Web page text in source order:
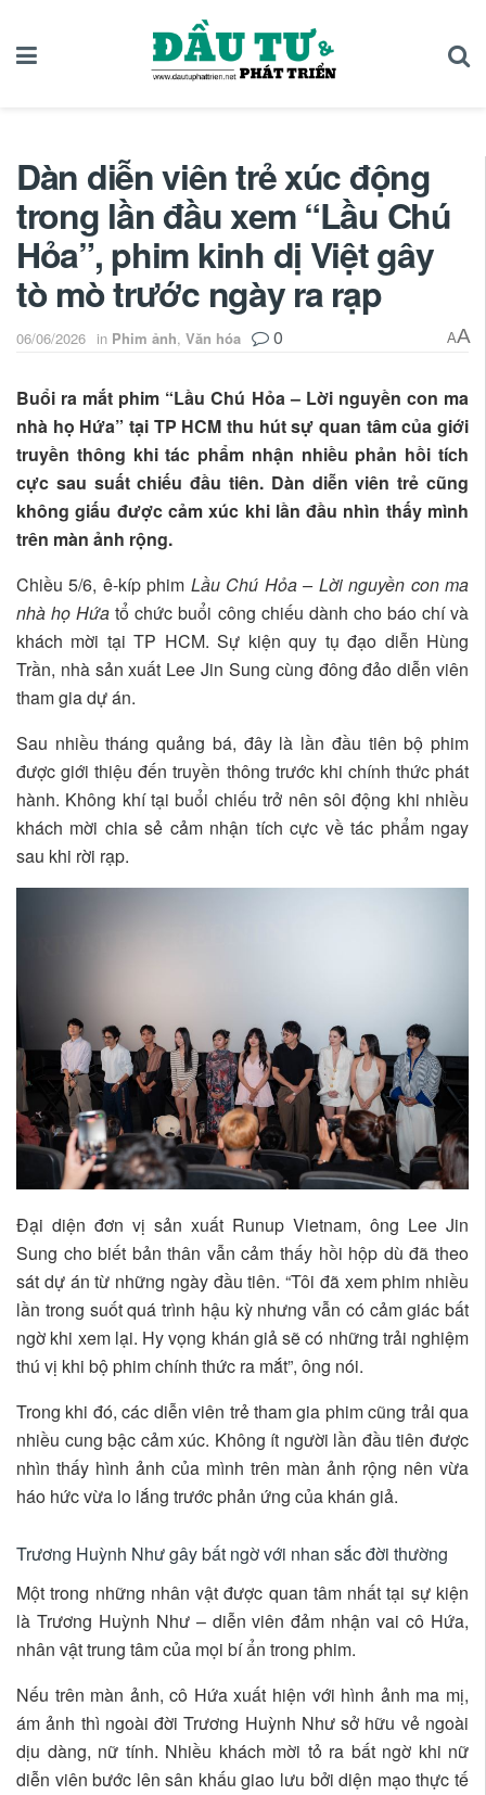
Dàn diễn viên trẻ xúc động
trong lần đầu xem “Lầu Chú
Hỏa”, phim kinh dị Việt gây
tò mò trước ngày ra rạp
06/06/2026 in Phim ảnh, Văn hóa 0 AA
Buổi ra mắt phim “Lầu Chú Hỏa – Lời nguyền con ma
nhà họ Hứa” tại TP HCM thu hút sự quan tâm của giới
truyền thông khi tác phẩm nhận nhiều phản hồi tích
cực sau suất chiếu đầu tiên. Dàn diễn viên trẻ cũng
không giấu được cảm xúc khi lần đầu nhìn thấy mình
trên màn ảnh rộng.
Chiều 5/6, ê-kíp phim Lầu Chú Hỏa – Lời nguyền con ma
nhà họ Hứa tổ chức buổi công chiếu dành cho báo chí và
khách mời tại TP HCM. Sự kiện quy tụ đạo diễn Hùng
Trần, nhà sản xuất Lee Jin Sung cùng đông đảo diễn viên
tham gia dự án.
Sau nhiều tháng quảng bá, đây là lần đầu tiên bộ phim
được giới thiệu đến truyền thông trước khi chính thức phát
hành. Không khí tại buổi chiếu trở nên sôi động khi nhiều
khách mời chia sẻ cảm nhận tích cực về tác phẩm ngay
sau khi rời rạp.
Đại diện đơn vị sản xuất Runup Vietnam, ông Lee Jin
Sung cho biết bản thân vẫn cảm thấy hồi hộp dù đã theo
sát dự án từ những ngày đầu tiên. “Tôi đã xem phim nhiều
lần trong suốt quá trình hậu kỳ nhưng vẫn có cảm giác bất
ngờ khi xem lại. Hy vọng khán giả sẽ có những trải nghiệm
thú vị khi bộ phim chính thức ra mắt”, ông nói.
Trong khi đó, các diễn viên trẻ tham gia phim cũng trải qua
nhiều cung bậc cảm xúc. Không ít người lần đầu tiên được
nhìn thấy hình ảnh của mình trên màn ảnh rộng nên vừa
háo hức vừa lo lắng trước phản ứng của khán giả.
Trương Huỳnh Như gây bất ngờ với nhan sắc đời thường
Một trong những nhân vật được quan tâm nhất tại sự kiện
là Trương Huỳnh Như – diễn viên đảm nhận vai cô Hứa,
nhân vật trung tâm của mọi bí ẩn trong phim.
Nếu trên màn ảnh, cô Hứa xuất hiện với hình ảnh ma mị,
ám ảnh thì ngoài đời Trương Huỳnh Như sở hữu vẻ ngoài
dịu dàng, nữ tính. Nhiều khách mời tỏ ra bất ngờ khi nữ
diễn viên bước lên sân khấu giao lưu bởi diện mạo thực tế